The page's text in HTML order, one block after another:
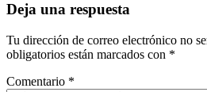
Deja una respuesta
Tu dirección de correo electrónico no
obligatorios están marcados con *
Comentario *